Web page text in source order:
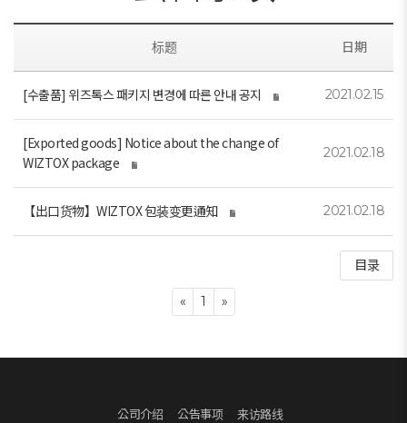
标题 日期
[수출품] 위즈톡스 패키지 변경에 따른 안내 공지 2021.02.15
[Exported goods] Notice about the change of
WIZTOX package
2021.02.18
【出口货物】WIZTOX 包装变更通知 2021.02.18
目录
«Previous
1 »Next
公司介绍 公告事项 来访路线